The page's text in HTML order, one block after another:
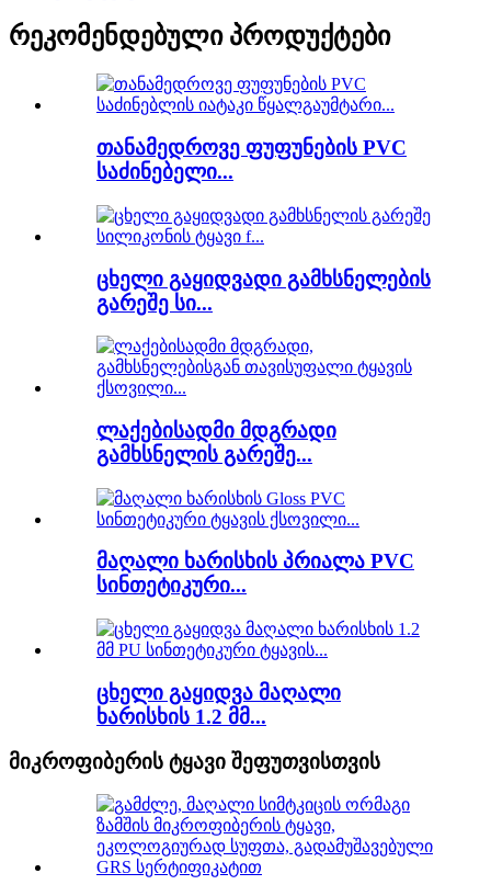
რეკომენდებული პროდუქტები
თანამედროვე ფუფუნების PVC
საძინებელი...
ცხელი გაყიდვადი გამხსნელების
გარეშე სი...
ლაქებისადმი მდგრადი
გამხსნელის გარეშე...
მაღალი ხარისხის პრიალა PVC
სინთეტიკური...
ცხელი გაყიდვა მაღალი
ხარისხის 1.2 მმ...
მიკროფიბერის ტყავი შეფუთვისთვის